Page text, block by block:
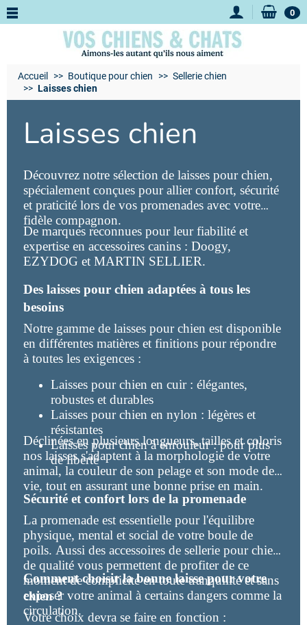
0
Accueil Boutique pour chien
Sellerie chien
Laisses chien
Laisses chien
Découvrez notre sélection de laisses pour chien,
spécialement conçues pour allier confort, sécurité
et praticité lors de vos promenades avec votre
fidèle compagnon.
De marques reconnues pour leur fiabilité et
expertise en accessoires canins : Doogy,
EZYDOG et MARTIN SELLIER.
Des laisses pour chien adaptées à tous les
besoins
Notre gamme de laisses pour chien est disponible
en différentes matières et finitions pour répondre
à toutes les exigences :
Laisses pour chien en cuir : élégantes,
robustes et durables
Laisses pour chien en nylon : légères et
résistantes
Laisses pour chien à enrouleur : pour plus
de liberté
Déclinées en plusieurs longueurs, tailles et coloris
nos laisses s'adaptent à la morphologie de votre
animal, la couleur de son pelage et son mode de
vie, tout en assurant une bonne prise en main.
Sécurité et confort lors de la promenade
La promenade est essentielle pour l'équilibre
physique, mental et social de votre boule de
poils. Aussi des accessoires de sellerie pour chien
de qualité vous permettent de profiter de ce
moment de complicité en toute tranquilité et sans
exposer votre animal à certains dangers comme la
circulation.
Comment choisir la bonne laisse pour votre
chien ?
Votre choix devra se faire en fonction :